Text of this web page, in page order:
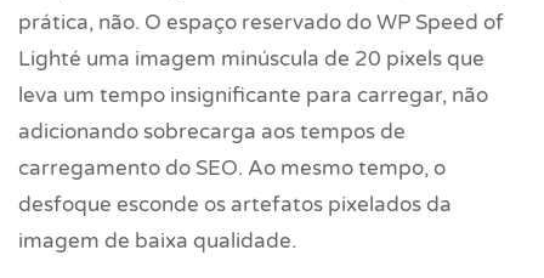
prática, não. O espaço reservado do WP Speed of
Lighté uma imagem minúscula de 20 pixels que
leva um tempo insignificante para carregar, não
adicionando sobrecarga aos tempos de
carregamento do SEO. Ao mesmo tempo, o
desfoque esconde os artefatos pixelados da
imagem de baixa qualidade.